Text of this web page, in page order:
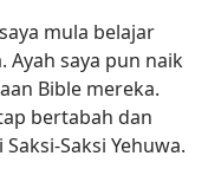
mula belajar
Ayah saya pun naik
Bible mereka.
bertabah dan
Saksi Yehuwa.